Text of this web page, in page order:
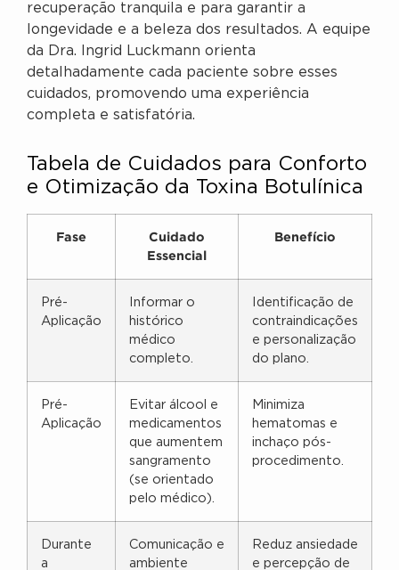
recuperação tranquila e para garantir a
longevidade e a beleza dos resultados. A equipe
da Dra. Ingrid Luckmann orienta
detalhadamente cada paciente sobre esses
cuidados, promovendo uma experiência
completa e satisfatória.
Tabela de Cuidados para Conforto
e Otimização da Toxina Botulínica
Fase
Cuidado
Essencial
Benefício
Pré-
Aplicação
Informar o
histórico
médico
completo.
Identificação de
contraindicações
e personalização
do plano.
Pré-
Aplicação
Evitar álcool e
medicamentos
que aumentem
sangramento
(se orientado
pelo médico).
Minimiza
hematomas e
inchaço pós-
procedimento.
Durante
a
Comunicação e
ambiente
Reduz ansiedade
e percepção de